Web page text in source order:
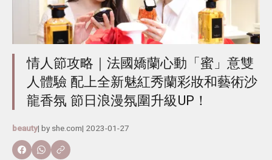
情人節攻略｜法國嬌蘭心動「蜜」意雙
人體驗 配上全新魅紅秀蘭彩妝和藝術沙
龍香氛 節日浪漫氛圍升級UP！
beauty| by she.com| 2023-01-27